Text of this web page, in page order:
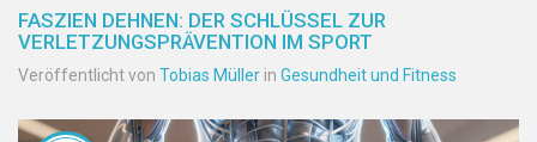
FASZIEN DEHNEN: DER SCHLÜSSEL ZUR
VERLETZUNGSPRÄVENTION IM SPORT
Veröffentlicht von Tobias Müller in Gesundheit und Fitness